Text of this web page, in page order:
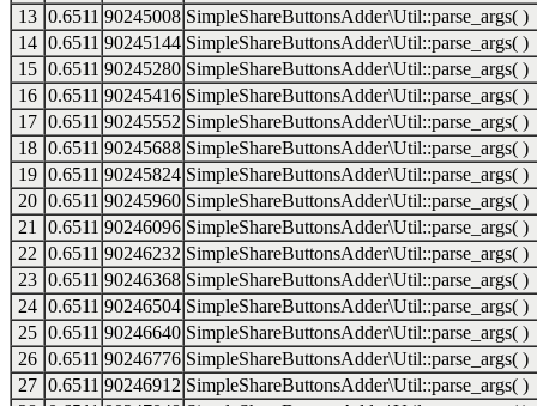
13 0.6511 90245008 SimpleShareButtonsAdder\Util::parse_args( )
14 0.6511 90245144 SimpleShareButtonsAdder\Util::parse_args( )
15 0.6511 90245280 SimpleShareButtonsAdder\Util::parse_args( )
16 0.6511 90245416 SimpleShareButtonsAdder\Util::parse_args( )
17 0.6511 90245552 SimpleShareButtonsAdder\Util::parse_args( )
18 0.6511 90245688 SimpleShareButtonsAdder\Util::parse_args( )
19 0.6511 90245824 SimpleShareButtonsAdder\Util::parse_args( )
20 0.6511 90245960 SimpleShareButtonsAdder\Util::parse_args( )
21
0.6511 90246096 SimpleShareButtonsAdder\Util::parse_args( )
22 0.6511 90246232 SimpleShareButtonsAdder\Util::parse_args( )
23 0.6511 90246368 SimpleShareButtonsAdder\Util::parse_args( )
24 0.6511 90246504 SimpleShareButtonsAdder\Util::parse_args( )
25 0.6511 90246640 SimpleShareButtonsAdder\Util::parse_args( )
26 0.6511 90246776 SimpleShareButtonsAdder\Util::parse_args( )
27 0.6511 90246912 SimpleShareButtonsAdder\Util::parse_args( )